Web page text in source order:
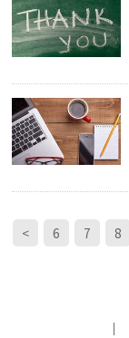
< 6 7 8
｜